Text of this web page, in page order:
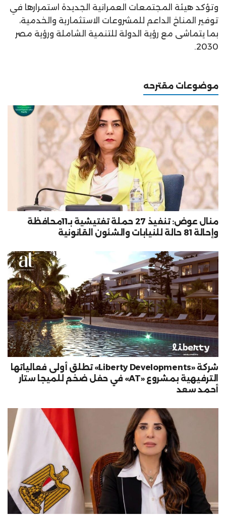
وتؤكد هيئة المجتمعات العمرانية الجديدة استمرارها في
توفير المناخ الداعم للمشروعات الاستثمارية والخدمية،
بما يتماشى مع رؤية الدولة للتنمية الشاملة ورؤية مصر
2030.
موضوعات مقترحه
منال عوض: تنفيذ 27 حملة تفتيشية بـ11محافظة
وإحالة 81 حالة للنيابات والشئون القانونية
شركة «Liberty Developments» تطلق أولى فعالياتها
الترفيهية بمشروع «AT» في حفل ضخم للميجا ستار
أحمد سعد